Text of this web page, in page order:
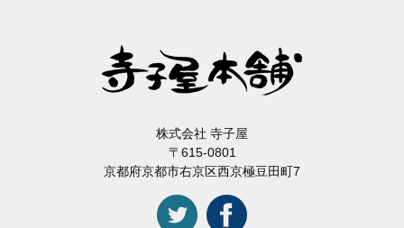
株式会社 寺子屋
〒615-0801
京都府京都市右京区西京極豆田町7